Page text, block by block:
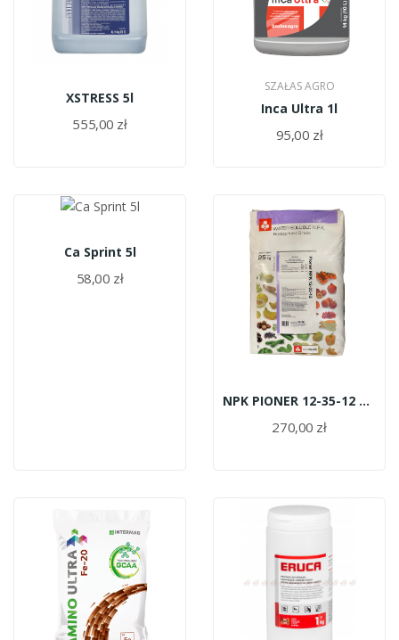
XSTRESS 5l
555,00 zł
SZAŁAS AGRO
Inca Ultra 1l
95,00 zł
Ca Sprint 5l
58,00 zł
NPK PIONER 12-35-12 op 25 kg
270,00 zł